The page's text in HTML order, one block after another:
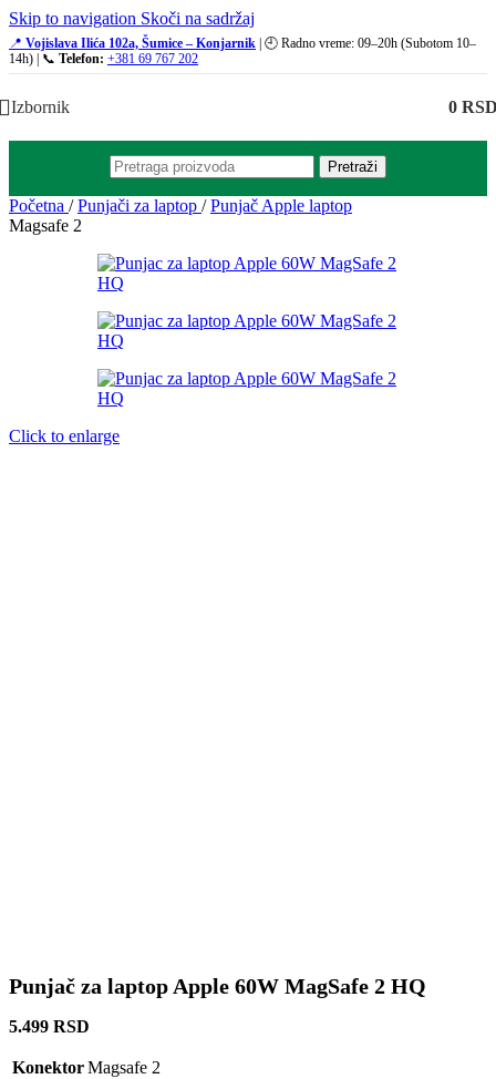
Skip to navigation Skoči na sadržaj
📍 Vojislava Ilića 102a, Šumice – Konjarnik | 🕘 Radno vreme: 09–20h (Subotom 10–
14h) | 📞 Telefon: +381 69 767 202
Izbornik 0
Pretraži
Početna / Punjači za laptop / Punjač Apple laptop
Magsafe 2
Click to enlarge
Punjač za laptop Apple 60W MagSafe 2 HQ
5.499 RSD
KonektorMagsafe 2